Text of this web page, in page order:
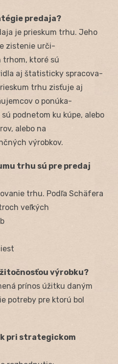
predaja?
je prieskum trhu. Jeho
zistenie urči-
ktoré sú
aj štatisticky spracova-
trhu zisťuje aj
o ponúka-
podnetom ku kúpe, alebo
alebo na
výrobkov.
trhu sú pre predaj
trhu. Podľa Schäfera
veľkých
výrobku?
prínos úžitku daným
potreby pre ktorú bol
pri strategickom